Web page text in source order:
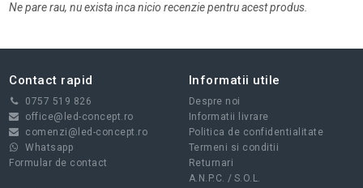
Ne pare rau, nu exista inca nicio recenzie pentru acest produs.
Contact rapid
0757 519 826
office@led-concept.ro
comenzi@led-concept.ro
Whatsapp
Formular de contact
Informatii utile
Despre noi
Informatii livrare
Politica de confidentialitate
Termeni si conditii
Returnari
A.N.P.C. / S.O.L.